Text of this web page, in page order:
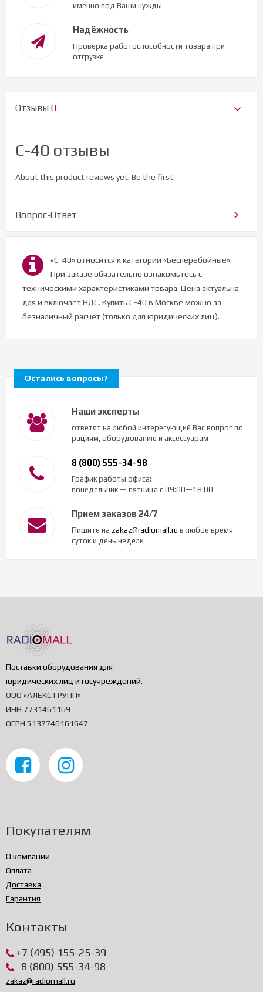
именно под Ваши нужды
Надёжность
Проверка работоспособности товара при
отгрузке
Отзывы 0
С-40 отзывы
About this product reviews yet. Be the first!
Вопрос-Ответ
«С-40» относится к категории «Бесперебойные».
При заказе обязательно ознакомьтесь с
техническими характеристиками товара. Цена актуальна
для и включает НДС. Купить С-40 в Москве можно за
безналичный расчет (только для юридических лиц).
Остались вопросы?
Наши эксперты
ответят на любой интересующий Вас вопрос по
рациям, оборудованию и аксессуарам
8 (800) 555-34-98
График работы офиса:
понедельник — пятница с 09:00—18:00
Прием заказов 24/7
Пишите на zakaz@radiomall.ru в любое время
суток и день недели
Поставки оборудования для
юридических лиц и госучреждений.
ООО «АЛЕКС ГРУПП»
ИНН 7731461169
ОГРН 5137746161647
Покупателям
О компании
Оплата
Доставка
Гарантия
Контакты
+7 (495) 155-25-39
8 (800) 555-34-98
zakaz@radiomall.ru